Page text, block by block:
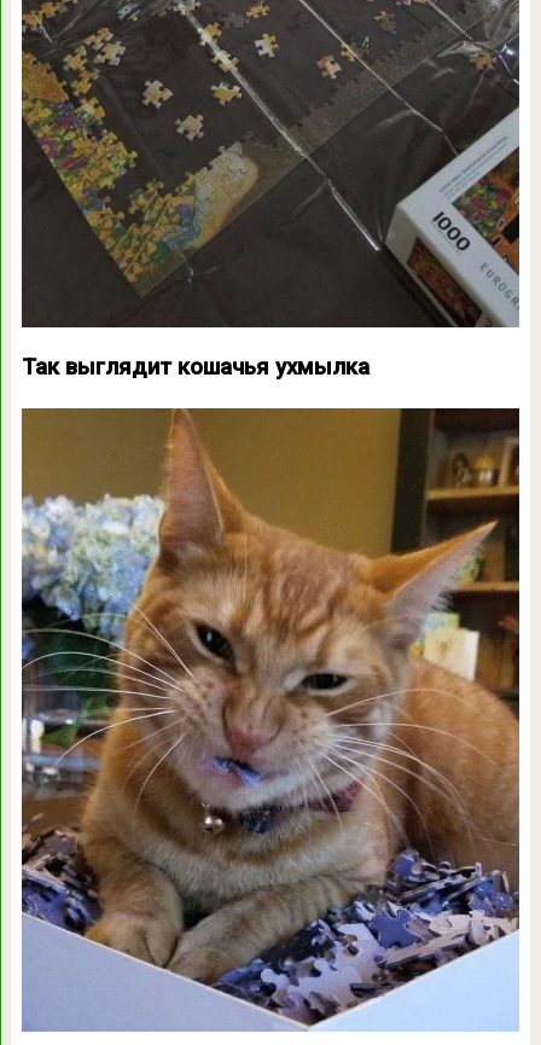
Так выглядит кошачья ухмылка